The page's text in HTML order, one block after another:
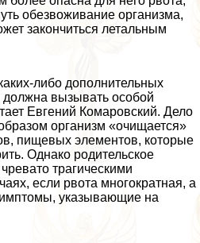
обезвоживание организма,
закончиться летальным
либо дополнительных
вызывать особой
Евгений Комаровский. Дело
организм «очищается»
пищевых элементов, которые
Однако родительское
трагическими
если рвота многократная, а
указывающие на